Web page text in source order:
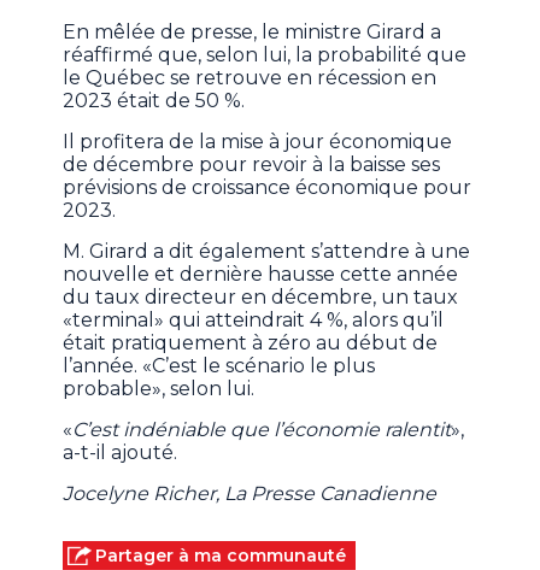
En mêlée de presse, le ministre Girard a
réaffirmé que, selon lui, la probabilité que
le Québec se retrouve en récession en
2023 était de 50 %.
Il profitera de la mise à jour économique
de décembre pour revoir à la baisse ses
prévisions de croissance économique pour
2023.
M. Girard a dit également s’attendre à une
nouvelle et dernière hausse cette année
du taux directeur en décembre, un taux
«terminal» qui atteindrait 4 %, alors qu’il
était pratiquement à zéro au début de
l’année. «C’est le scénario le plus
probable», selon lui.
«C’est indéniable que l’économie ralentit»,
a-t-il ajouté.
Jocelyne Richer, La Presse Canadienne
Partager à ma communauté